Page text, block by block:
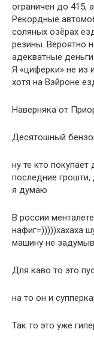
ограничен до 415,
Рекордные
соляных озёрах
резины. Вероятно
адекватные
Я «циферки» не из
хотя на Вэйроне
Наверняка от
Десятошный
ну те кто
последние грошти,
я думаю
В россии
нафиг=)))))хахаха
машину не
Для каво то это
на то он и
Так то это уже